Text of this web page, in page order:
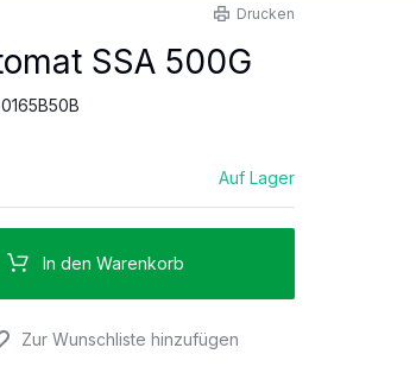
Drucken
SSA 500G
Auf Lager
In den Warenkorb